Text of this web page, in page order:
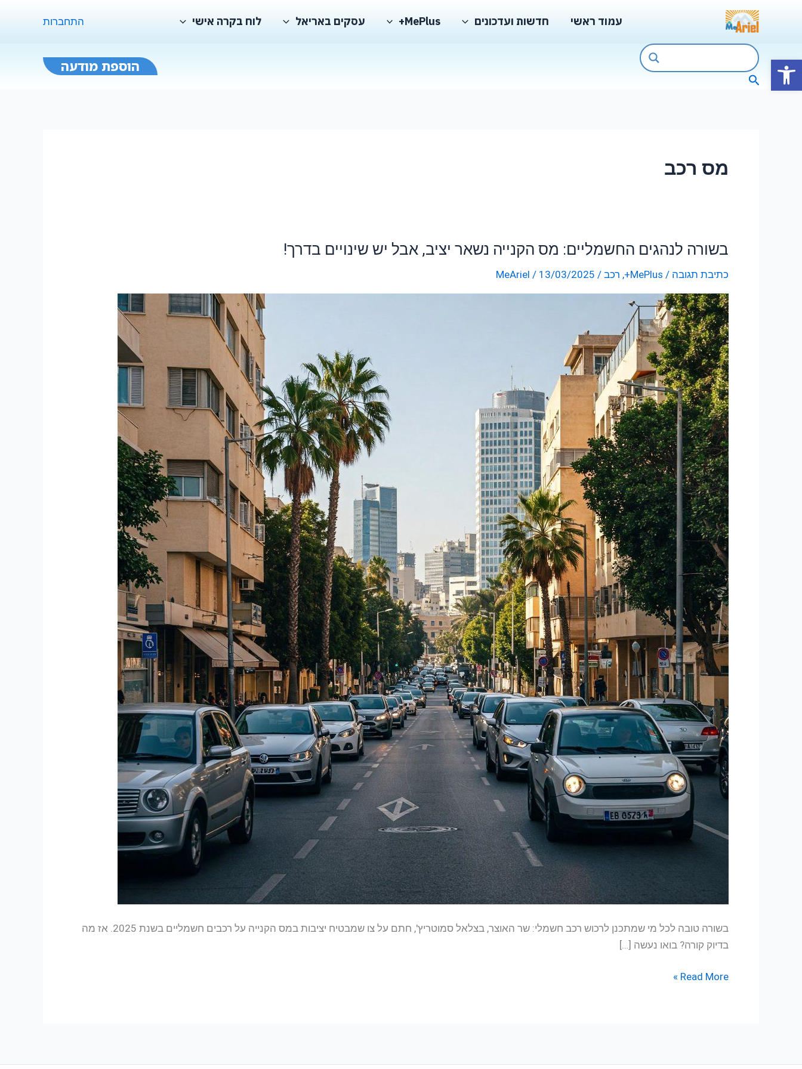
פתח סרגל נגישות
עמוד ראשי חדשות ועדכונים MePlus+ עסקים באריאל לוח בקרה אישי התחברות
חיפוש
הוספת מודעה
מס רכב
בשורה לנהגים החשמליים: מס הקנייה נשאר יציב, אבל יש שינויים בדרך!
כתיבת תגובה /
MePlus+
, רכב /
MeAriel / 13/03/2025
בשורה טובה לכל מי שמתכנן לרכוש רכב חשמלי: שר האוצר, בצלאל סמוטריץ', חתם על צו שמבטיח יציבות במס הקנייה על רכבים חשמליים בשנת 2025. אז מה
בדיוק קורה? בואו נעשה […]
בשורה
החשמליים:
מס
הקנייה
נשאר
יציב,
אבל
יש
שינויים
בדרך!
Read More »